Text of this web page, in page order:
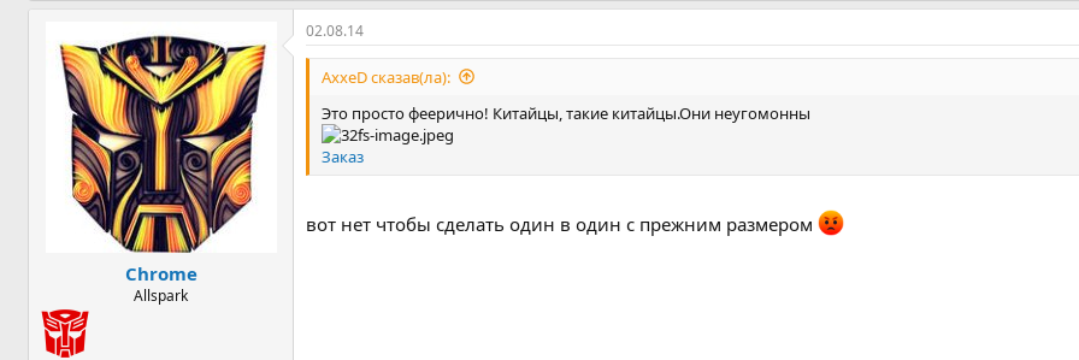
Chrome
Allspark
02.08.14
AxxeD сказав(ла):
Это просто феерично! Китайцы, такие китайцы.Они неугомонны
Заказ
вот нет чтобы сделать один в один с прежним размером